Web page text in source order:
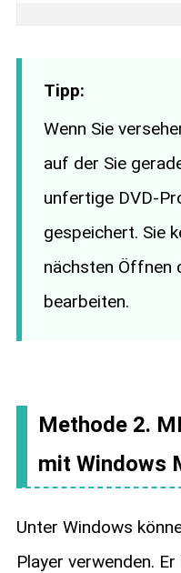
Tipp:
Wenn Sie
auf der Sie
unfertige DVD-
gespeichert. Sie
nächsten Öffnen
bearbeiten.
Methode 2.
mit Windows
Unter Windows
Player verwenden.